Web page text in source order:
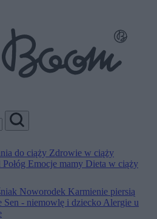
do ciąży Zdrowie w ciąży
Połóg Emocje mamy Dieta w ciąży
Noworodek Karmienie piersią
Sen - niemowlę i dziecko Alergie u